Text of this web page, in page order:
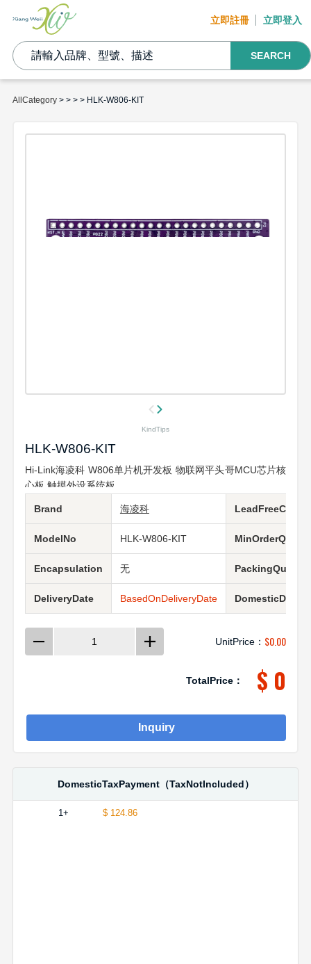
立即註冊 立即登入
SEARCH
AllCategory> > > > HLK-W806-KIT
KindTips
HLK-W806-KIT
Hi-Link海凌科 W806单片机开发板 物联网平头哥MCU芯片核
心板 触摸外设系统板
Brand 海凌科
ModelNo HLK-W806-KIT
Encapsulation 无
DeliveryDate BasedOnDeliveryDate
UnitPrice： $0.00
TotalPrice： $ 0
Inquiry
DomesticTaxPayment（TaxNotIncluded）
1+ $ 124.86